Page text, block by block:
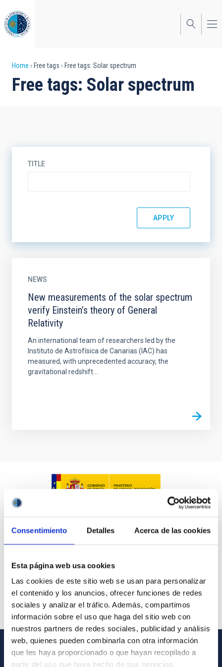
Consentimiento Detalles Acerca de las cookies
Esta página web usa cookies
Las cookies de este sitio web se usan para personalizar
el contenido y los anuncios, ofrecer funciones de redes
sociales y analizar el tráfico. Además, compartimos
información sobre el uso que haga del sitio web con
nuestros partners de redes sociales, publicidad y análisis
web, quienes pueden combinarla con otra información
que les haya proporcionado o que hayan recopilado a
partir del uso que haya hecho de sus servicios.
to
main
content
Breadcrumb
Home Free tags Free tags: Solar spectrum
Free tags: Solar spectrum
TITLE
NEWS
New measurements of the solar spectrum
verify Einstein’s theory of General
Relativity
An international team of researchers led by the
Instituto de Astrofísica de Canarias (IAC) has
measured, with unprecedented accuracy, the
gravitational redshift...
GENERAL INFORMATION